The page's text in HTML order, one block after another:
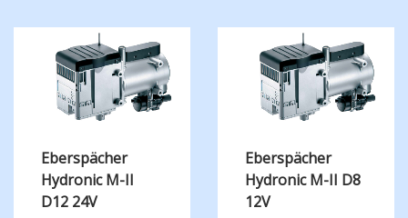
Eberspächer
Hydronic M-II
D12 24V
Eberspächer
Hydronic M-II D8
12V